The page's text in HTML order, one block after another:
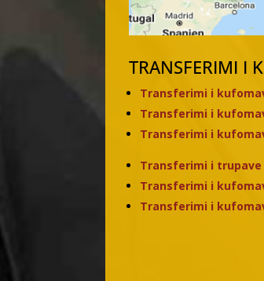
TRANSFERIMI I
Transferimi i
Transferimi i
Transferimi i
Transferimi i trupave
Transferimi i
Transferimi i